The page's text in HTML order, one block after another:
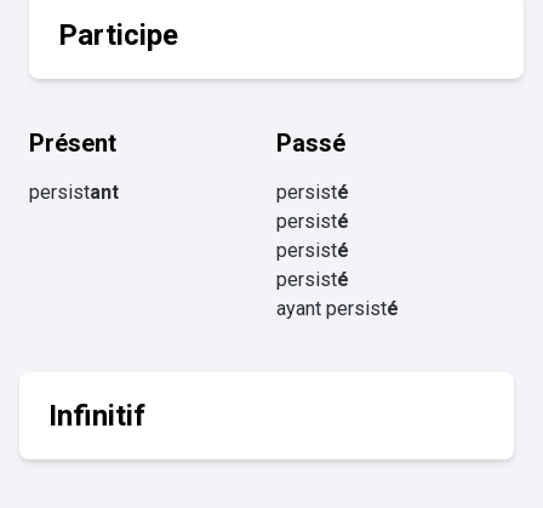
Participe
Présent
persistant
Passé
persisté
persisté
persisté
persisté
ayant persisté
Infinitif